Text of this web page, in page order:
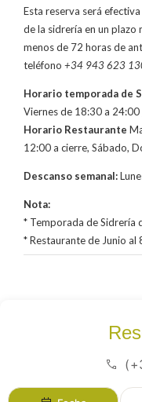
Esta reserva será
de la sidrería en un plazo
menos de 72 horas de
teléfono +34 943 623
Horario temporada de
Viernes de 18:30 a
Horario Restaurante
12:00 a cierre, Sábado,
Descanso semanal:
Nota:
* Temporada de Sidrería
* Restaurante de Junio al